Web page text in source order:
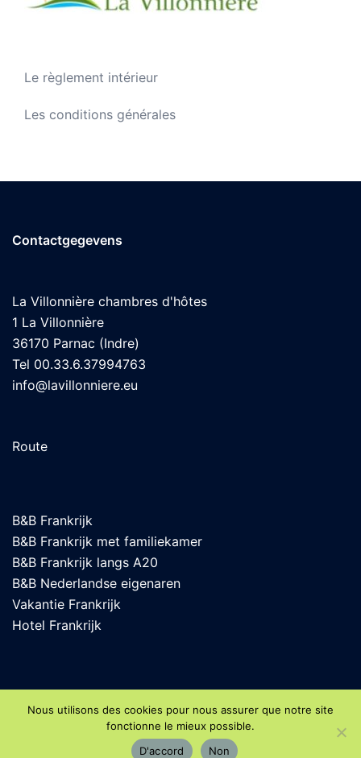
Le règlement intérieur
Les conditions générales
Contactgegevens
La Villonnière chambres d'hôtes
1 La Villonnière
36170 Parnac (Indre)
Tel 00.33.6.37994763
info@lavillonniere.eu
Route
B&B Frankrijk
B&B Frankrijk met familiekamer
B&B Frankrijk langs A20
B&B Nederlandse eigenaren
Vakantie Frankrijk
Hotel Frankrijk
© 2026 La Villonnière Chambres d'hôtes. Fièrement
Nous utilisons des cookies pour nous assurer que notre site
fonctionne le mieux possible.
D'accord
Non